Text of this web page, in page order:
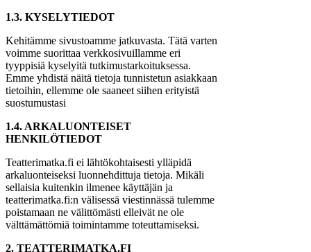
1.3. KYSELYTIEDOT
Kehitämme sivustoamme jatkuvasta. Tätä varten
voimme suorittaa verkkosivuillamme eri
tyyppisiä kyselyitä tutkimustarkoituksessa.
Emme yhdistä näitä tietoja tunnistetun asiakkaan
tietoihin, ellemme ole saaneet siihen erityistä
suostumustasi
1.4. ARKALUONTEISET
HENKILÖTIEDOT
Teatterimatka.fi ei lähtökohtaisesti ylläpidä
arkaluonteiseksi luonnehdittuja tietoja. Mikäli
sellaisia kuitenkin ilmenee käyttäjän ja
teatterimatka.fi:n välisessä viestinnässä tulemme
poistamaan ne välittömästi elleivät ne ole
välttämättömiä toimintamme toteuttamiseksi.
2. TEATTERIMATKA.FI